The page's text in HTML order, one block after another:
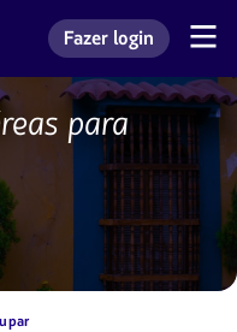
Entrar na minha
Fazer login
para